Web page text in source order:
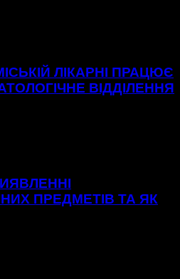
ЛІКАРНІ ПРАЦЮЄ
ВІДДІЛЕННЯ
ПРЕДМЕТІВ ТА ЯК